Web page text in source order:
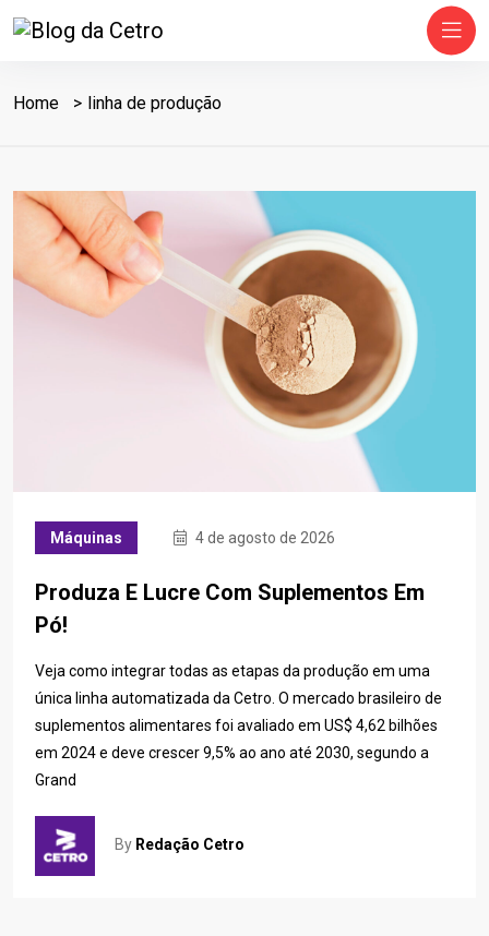
Home linha de produção
Máquinas 4 de agosto de 2026
Produza E Lucre Com Suplementos Em
Pó!
Veja como integrar todas as etapas da produção em uma
única linha automatizada da Cetro. O mercado brasileiro de
suplementos alimentares foi avaliado em US$ 4,62 bilhões
em 2024 e deve crescer 9,5% ao ano até 2030, segundo a
Grand
By Redação Cetro